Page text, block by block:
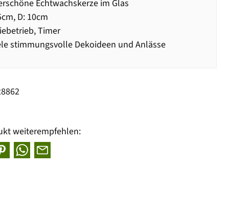
Echtwachskerze im Glas
D: 10cm
Timer
stimmungsvolle Dekoideen und Anlässe
weiterempfehlen: